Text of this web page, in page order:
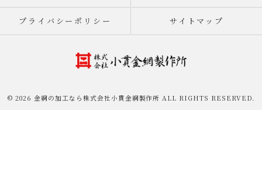
プライバシーポリシー サイトマップ
© 2026 金網の加工なら株式会社小貫金網製作所 ALL RIGHTS RESERVED.